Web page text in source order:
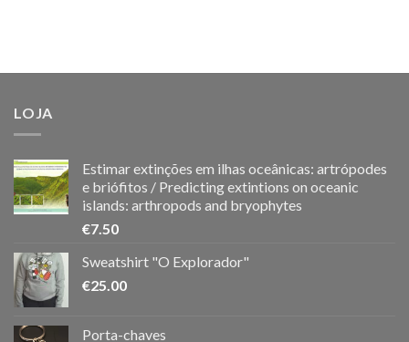
LOJA
Estimar extinções em ilhas oceânicas: artrópodes
e briófitos / Predicting extintions on oceanic
islands: arthropods and bryophytes
€7.50
Sweatshirt "O Explorador"
€25.00
Porta-chaves